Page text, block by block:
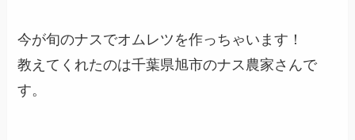
今が旬のナスでオムレツを作っちゃいます！
教えてくれたのは千葉県旭市のナス農家さんで
す。